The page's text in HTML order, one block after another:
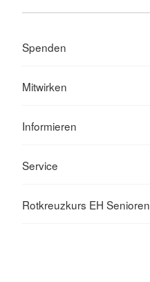
Spenden
Mitwirken
Informieren
Service
Rotkreuzkurs EH Senioren